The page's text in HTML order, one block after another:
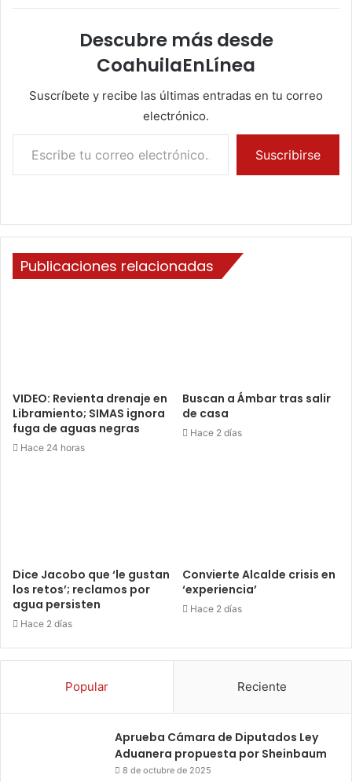
Descubre más desde
CoahuilaEnLínea
Suscríbete y recibe las últimas entradas en tu correo
electrónico.
Escribe tu correo electrónico…
Suscribirse
Publicaciones relacionadas
VIDEO: Revienta drenaje en
Libramiento; SIMAS ignora
fuga de aguas negras
Hace 24 horas
Buscan a Ámbar tras salir
de casa
Hace 2 días
Dice Jacobo que ‘le gustan
los retos’; reclamos por
agua persisten
Hace 2 días
Convierte Alcalde crisis en
‘experiencia’
Hace 2 días
Popular Reciente
Aprueba Cámara de Diputados Ley
Aduanera propuesta por Sheinbaum
8 de octubre de 2025